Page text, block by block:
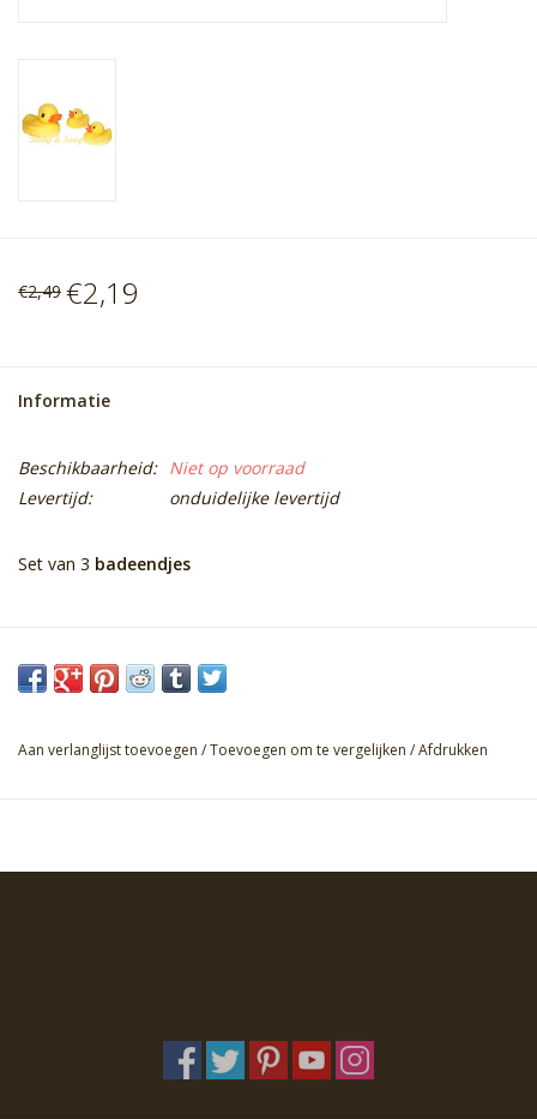
€2,49 €2,19
Informatie
Beschikbaarheid: Niet op voorraad
Levertijd:
onduidelijke levertijd
Set van 3 badeendjes
Aan verlanglijst toevoegen /Toevoegen om te vergelijken /Afdrukken